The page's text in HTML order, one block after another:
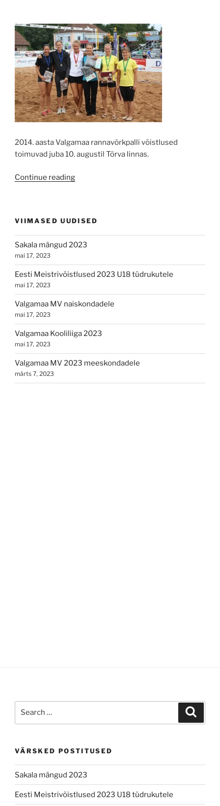
2014. aasta Valgamaa rannavõrkpalli võistlused
toimuvad juba 10. augustil Tõrva linnas.
Continue reading“”
VIIMASED UUDISED
Sakala mängud 2023
mai 17, 2023
Eesti Meistrivõistlused 2023 U18 tüdrukutele
mai 17, 2023
Valgamaa MV naiskondadele
mai 17, 2023
Valgamaa Kooliliiga 2023
mai 17, 2023
Valgamaa MV 2023 meeskondadele
märts 7, 2023
VÄRSKED POSTITUSED
Sakala mängud 2023
Eesti Meistrivõistlused 2023 U18 tüdrukutele